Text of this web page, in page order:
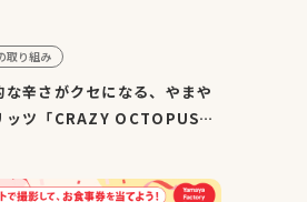
取り組み
辛さがクセになる、やまや
ッツ「CRAZY OCTOPUS」